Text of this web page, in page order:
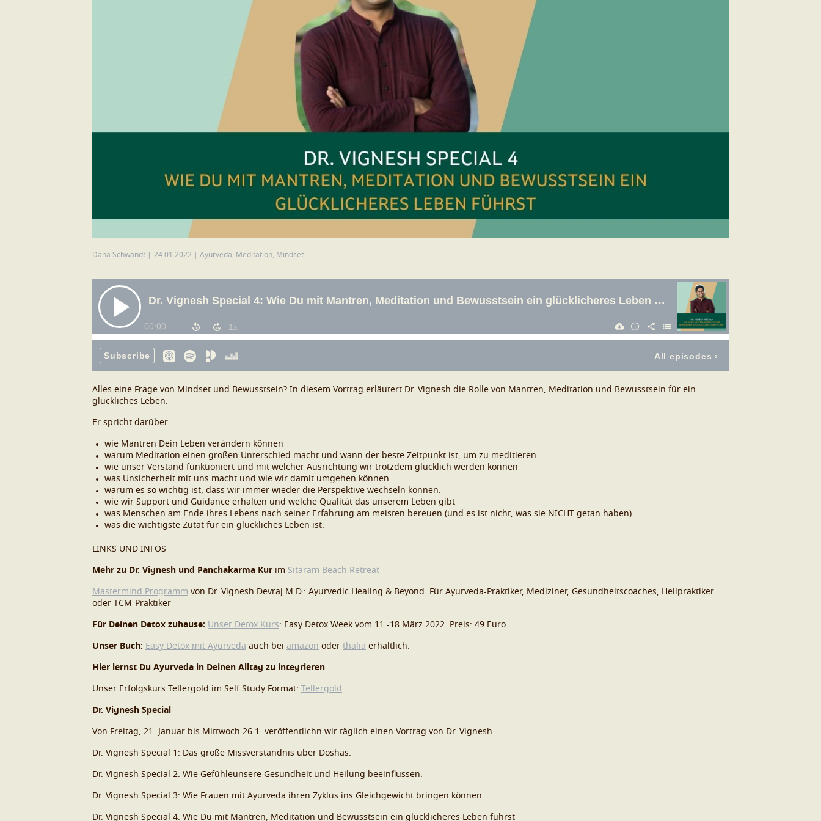
Dana Schwandt 24.01.2022 Ayurveda Meditation Mindset
Alles eine Frage von Mindset und Bewusstsein? In diesem Vortrag erläutert Dr. Vignesh die Rolle von Mantren, Meditation und Bewusstsein für ein
glückliches Leben.
Er spricht darüber
wie Mantren Dein Leben verändern können
warum Meditation einen großen Unterschied macht und wann der beste Zeitpunkt ist, um zu meditieren
wie unser Verstand funktioniert und mit welcher Ausrichtung wir trotzdem glücklich werden können
was Unsicherheit mit uns macht und wie wir damit umgehen können
warum es so wichtig ist, dass wir immer wieder die Perspektive wechseln können.
wie wir Support und Guidance erhalten und welche Qualität das unserem Leben gibt
was Menschen am Ende ihres Lebens nach seiner Erfahrung am meisten bereuen (und es ist nicht, was sie NICHT getan haben)
was die wichtigste Zutat für ein glückliches Leben ist.
LINKS UND INFOS
Mehr zu Dr. Vignesh und Panchakarma Kur im Sitaram Beach Retreat
Mastermind Programm von Dr. Vignesh Devraj M.D.: Ayurvedic Healing & Beyond. Für Ayurveda-Praktiker, Mediziner, Gesundheitscoaches, Heilpraktiker
oder TCM-Praktiker
Für Deinen Detox zuhause: Unser Detox Kurs: Easy Detox Week vom 11.-18.März 2022. Preis: 49 Euro
Unser Buch: Easy Detox mit Ayurveda auch bei amazon oder thalia erhältlich.
Hier lernst Du Ayurveda in Deinen Alltag zu integrieren
Unser Erfolgskurs Tellergold im Self Study Format: Tellergold
Dr. Vignesh Special
Von Freitag, 21. Januar bis Mittwoch 26.1. veröffentlichn wir täglich einen Vortrag von Dr. Vignesh.
Dr. Vignesh Special 1: Das große Missverständnis über Doshas.
Dr. Vignesh Special 2: Wie Gefühleunsere Gesundheit und Heilung beeinflussen.
Dr. Vignesh Special 3: Wie Frauen mit Ayurveda ihren Zyklus ins Gleichgewicht bringen können
Dr. Vignesh Special 4: Wie Du mit Mantren, Meditation und Bewusstsein ein glücklicheres Leben führst